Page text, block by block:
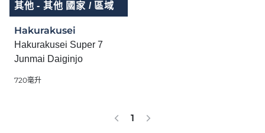
其他 - 其他 國家 / 區域
Hakurakusei
Hakurakusei Super 7
Junmai Daiginjo
720毫升
1